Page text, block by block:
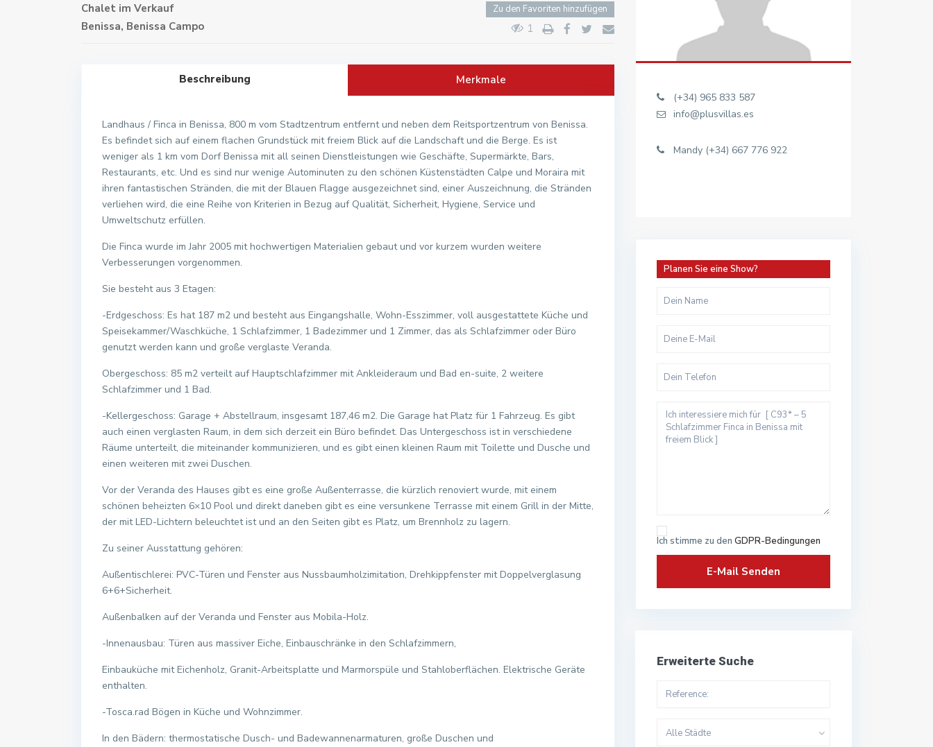
Chalet im Verkauf
Benissa, Benissa Campo
Zu den Favoriten hinzufügen
1
Beschreibung Merkmale
Landhaus / Finca in Benissa, 800 m vom Stadtzentrum entfernt und neben dem Reitsportzentrum von Benissa.
Es befindet sich auf einem flachen Grundstück mit freiem Blick auf die Landschaft und die Berge. Es ist
weniger als 1 km vom Dorf Benissa mit all seinen Dienstleistungen wie Geschäfte, Supermärkte, Bars,
Restaurants, etc. Und es sind nur wenige Autominuten zu den schönen Küstenstädten Calpe und Moraira mit
ihren fantastischen Stränden, die mit der Blauen Flagge ausgezeichnet sind, einer Auszeichnung, die Stränden
verliehen wird, die eine Reihe von Kriterien in Bezug auf Qualität, Sicherheit, Hygiene, Service und
Umweltschutz erfüllen.
Die Finca wurde im Jahr 2005 mit hochwertigen Materialien gebaut und vor kurzem wurden weitere
Verbesserungen vorgenommen.
Sie besteht aus 3 Etagen:
-Erdgeschoss: Es hat 187 m2 und besteht aus Eingangshalle, Wohn-Esszimmer, voll ausgestattete Küche und
Speisekammer/Waschküche, 1 Schlafzimmer, 1 Badezimmer und 1 Zimmer, das als Schlafzimmer oder Büro
genutzt werden kann und große verglaste Veranda.
Obergeschoss: 85 m2 verteilt auf Hauptschlafzimmer mit Ankleideraum und Bad en-suite, 2 weitere
Schlafzimmer und 1 Bad.
-Kellergeschoss: Garage + Abstellraum, insgesamt 187,46 m2. Die Garage hat Platz für 1 Fahrzeug. Es gibt
auch einen verglasten Raum, in dem sich derzeit ein Büro befindet. Das Untergeschoss ist in verschiedene
Räume unterteilt, die miteinander kommunizieren, und es gibt einen kleinen Raum mit Toilette und Dusche und
einen weiteren mit zwei Duschen.
Vor der Veranda des Hauses gibt es eine große Außenterrasse, die kürzlich renoviert wurde, mit einem
schönen beheizten 6×10 Pool und direkt daneben gibt es eine versunkene Terrasse mit einem Grill in der Mitte,
der mit LED-Lichtern beleuchtet ist und an den Seiten gibt es Platz, um Brennholz zu lagern.
Zu seiner Ausstattung gehören:
Außentischlerei: PVC-Türen und Fenster aus Nussbaumholzimitation, Drehkippfenster mit Doppelverglasung
6+6+Sicherheit.
Außenbalken auf der Veranda und Fenster aus Mobila-Holz.
-Innenausbau: Türen aus massiver Eiche, Einbauschränke in den Schlafzimmern,
Einbauküche mit Eichenholz, Granit-Arbeitsplatte und Marmorspüle und Stahloberflächen. Elektrische Geräte
enthalten.
-Tosca.rad Bögen in Küche und Wohnzimmer.
In den Bädern: thermostatische Dusch- und Badewannenarmaturen, große Duschen und
(+34) 965 833 587
info@plusvillas.es
Mandy (+34) 667 776 922
Planen Sie eine Show?
Ich stimme zu den GDPR-Bedingungen
Erweiterte Suche
Alle Städte